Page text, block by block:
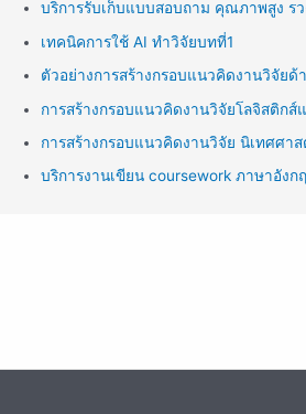
บริการรับเก็บแบบสอบถาม คุณภาพสูง ร
เทคนิคการใช้ AI ทำวิจัยบทที่1
ตัวอย่างการสร้างกรอบแนวคิดงานวิจัยด้
การสร้างกรอบแนวคิดงานวิจัยโลจิสติกส์
การสร้างกรอบแนวคิดงานวิจัย นิเทศศาส
บริการงานเขียน coursework ภาษาอังก